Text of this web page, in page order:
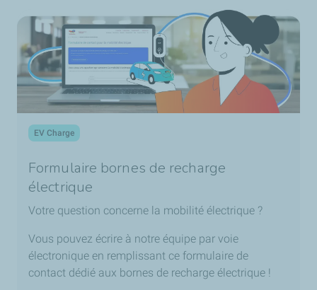
EV Charge
Formulaire bornes de recharge
électrique
Votre question concerne la mobilité électrique ?
Vous pouvez écrire à notre équipe par voie
électronique en remplissant ce formulaire de
contact dédié aux bornes de recharge électrique !